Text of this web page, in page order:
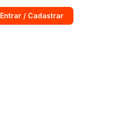
Entrar / Cadastrar